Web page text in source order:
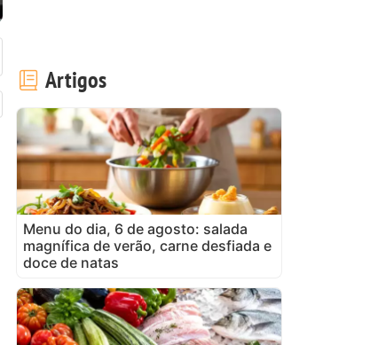
Artigos
Menu do dia, 6 de agosto: salada
magnífica de verão, carne desfiada e
doce de natas